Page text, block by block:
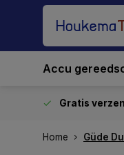
Accu
Gratis
Home Güde